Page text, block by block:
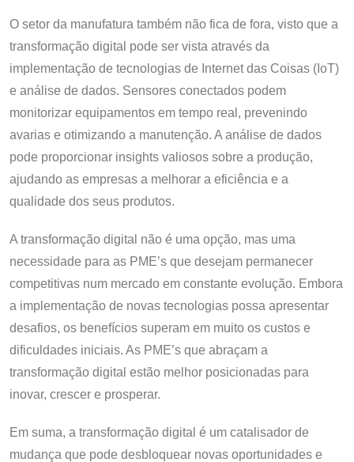
O setor da manufatura também não fica de fora, visto que a
transformação digital pode ser vista através da
implementação de tecnologias de Internet das Coisas (IoT)
e análise de dados. Sensores conectados podem
monitorizar equipamentos em tempo real, prevenindo
avarias e otimizando a manutenção. A análise de dados
pode proporcionar insights valiosos sobre a produção,
ajudando as empresas a melhorar a eficiência e a
qualidade dos seus produtos.
A transformação digital não é uma opção, mas uma
necessidade para as PME’s que desejam permanecer
competitivas num mercado em constante evolução. Embora
a implementação de novas tecnologias possa apresentar
desafios, os benefícios superam em muito os custos e
dificuldades iniciais. As PME’s que abraçam a
transformação digital estão melhor posicionadas para
inovar, crescer e prosperar.
Em suma, a transformação digital é um catalisador de
mudança que pode desbloquear novas oportunidades e